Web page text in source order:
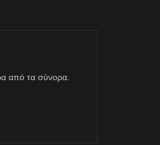
από τα σύνορα.